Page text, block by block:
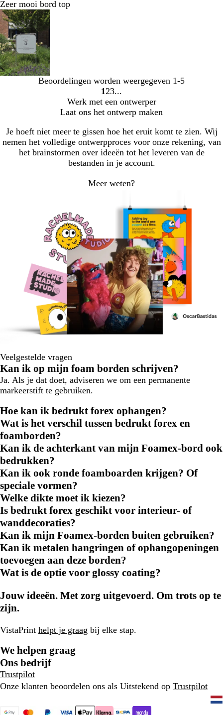
Zeer mooi bord top
Beoordelingen worden weergegeven 1-5
Naar
pagina
1 Naar
pagina
2 Naar
pagina
3
Werk met een ontwerper
Laat ons het ontwerp maken
Je hoeft niet meer te gissen hoe het eruit komt te zien. Wij
nemen het volledige ontwerpproces voor onze rekening, van
het brainstormen over ideeën tot het leveren van de
bestanden in je account.
Meer weten?
Veelgestelde vragen
Kan ik op mijn foam borden schrijven?
Ja. Als je dat doet, adviseren we om een permanente
markeerstift te gebruiken.
Hoe kan ik bedrukt forex ophangen?
Wat is het verschil tussen bedrukt forex en
foamborden?
Kan ik de achterkant van mijn Foamex-bord ook
bedrukken?
Kan ik ook ronde foamboarden krijgen? Of
speciale vormen?
Welke dikte moet ik kiezen?
Is bedrukt forex geschikt voor interieur- of
wanddecoraties?
Kan ik mijn Foamex-borden buiten gebruiken?
Kan ik metalen hangringen of ophangopeningen
toevoegen aan deze borden?
Wat is de optie voor glossy coating?
Jouw ideeën. Met zorg uitgevoerd. Om trots op te
zijn.
VistaPrint helpt je graag bij elke stap.
We helpen graag
Ons bedrijf
Trustpilot
Onze klanten beoordelen ons als Uitstekend op Trustpilot